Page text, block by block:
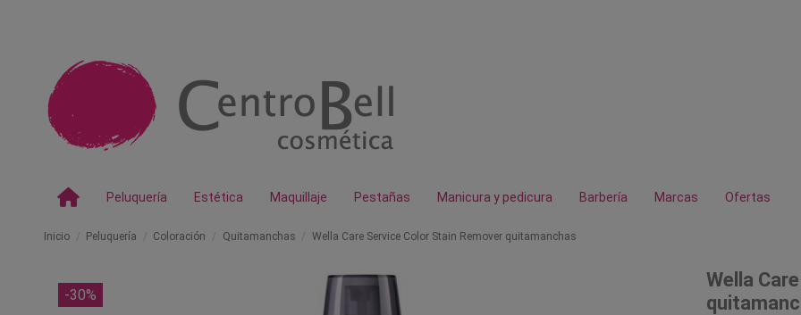
Peluquería Estética Maquillaje Pestañas Manicura y pedicura Barbería Marcas Ofertas
Inicio Peluquería Coloración Quitamanchas Wella Care Service Color Stain Remover quitamanchas
-30%
Wella